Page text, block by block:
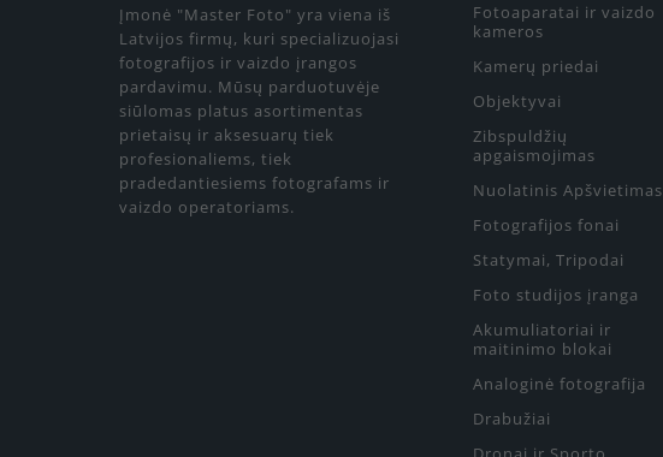
Įmonė "Master Foto" yra viena iš
Latvijos firmų, kuri specializuojasi
fotografijos ir vaizdo įrangos
pardavimu. Mūsų parduotuvėje
siūlomas platus asortimentas
prietaisų ir aksesuarų tiek
profesionaliems, tiek
pradedantiesiems fotografams ir
vaizdo operatoriams.
Fotoaparatai ir vaizdo
kameros
Kamerų priedai
Objektyvai
Zibspuldžių
apgaismojimas
Nuolatinis Apšvietimas
Fotografijos fonai
Statymai, Tripodai
Foto studijos įranga
Akumuliatoriai ir
maitinimo blokai
Analoginė fotografija
Drabužiai